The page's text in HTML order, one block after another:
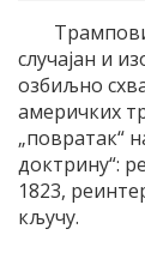
случајан и
озбиљно
америчких
„повратак“
доктрину“:
1823,
кључу.